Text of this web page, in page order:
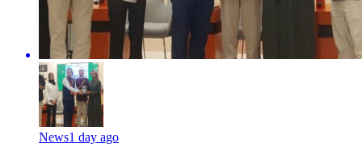
News1 day ago